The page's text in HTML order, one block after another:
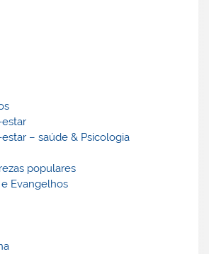
– saúde & Psicologia
populares
Evangelhos